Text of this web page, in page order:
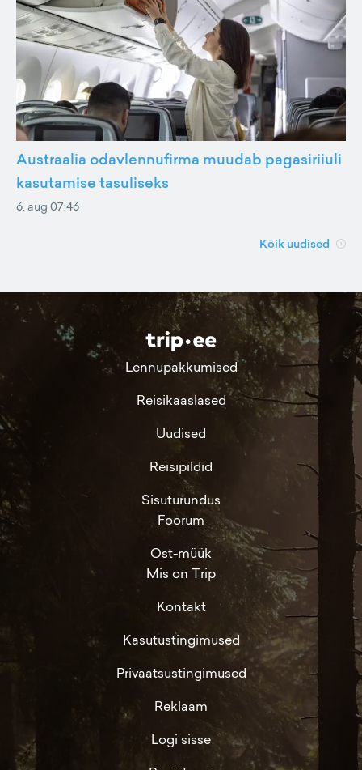
Austraalia odavlennufirma muudab pagasiriiuli
kasutamise tasuliseks
6. aug 07:46
Kõik uudised
Lennupakkumised
Reisikaaslased
Uudised
Reisipildid
Sisuturundus
Foorum
Ost-müük
Mis on Trip
Kontakt
Kasutustingimused
Privaatsustingimused
Reklaam
Logi sisse